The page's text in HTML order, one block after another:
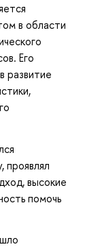
в области
Его
развитие
высокие
помочь